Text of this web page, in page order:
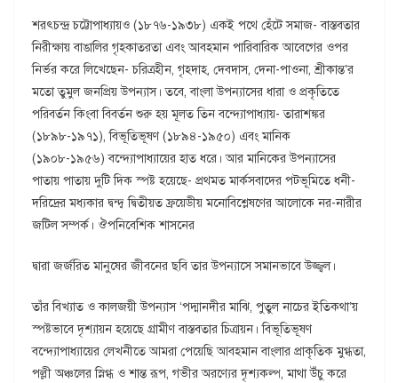
শরৎচন্দ্র চট্টোপাধ্যায়ও (১৮৭৬-১৯৩৮) একই পথে হেঁটে সমাজ- বাস্তবতার
নিরীক্ষায় বাঙালির গৃহকাতরতা এবং আবহমান পারিবারিক আবেগের ওপর
নির্ভর করে লিখেছেন- চরিত্রহীন, গৃহদাহ, দেবদাস, দেনা-পাওনা, শ্রীকান্ত’র
মতো তুমুল জনপ্রিয় উপন্যাস। তবে, বাংলা উপন্যাসের ধারা ও প্রকৃতিতে
পরিবর্তন কিংবা বিবর্তন শুরু হয় মূলত তিন বন্দ্যোপাধ্যায়- তারাশঙ্কর
(১৮৯৮-১৯৭১), বিভূতিভূষণ (১৮৯৪-১৯৫০) এবং মানিক
(১৯০৮-১৯৫৬) বন্দ্যোপাধ্যায়ের হাত ধরে। আর মানিকের উপন্যাসের
পাতায় পাতায় দুটি দিক স্পষ্ট হয়েছে- প্রথমত মার্কসবাদের পটভূমিতে ধনী-
দরিদ্রের মধ্যকার দ্বন্দ্ব দ্বিতীয়ত ফ্রয়েডীয় মনোবিশ্লেষণের আলোকে নর-নারীর
জটিল সম্পর্ক। ঔপনিবেশিক শাসনের
দ্বারা জর্জরিত মানুষের জীবনের ছবি তার উপন্যাসে সমানভাবে উজ্জ্বল।
তাঁর বিখ্যাত ও কালজয়ী উপন্যাস ‘পদ্মানদীর মাঝি, পুতুল নাচের ইতিকথা’য়
স্পষ্টভাবে দৃশ্যায়ন হয়েছে গ্রামীণ বাস্তবতার চিত্রায়ন। বিভূতিভূষণ
বন্দ্যোপাধ্যায়ের লেখনীতে আমরা পেয়েছি আবহমান বাংলার প্রাকৃতিক মুগ্ধতা,
পল্লী অঞ্চলের স্নিগ্ধ ও শান্ত রূপ, গভীর অরণ্যের দৃশ্যকল্প, মাথা উঁচু করে